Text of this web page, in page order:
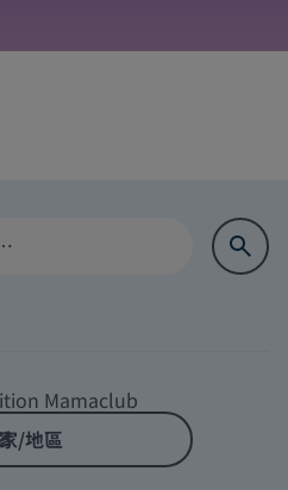
Mamaclub
/地區